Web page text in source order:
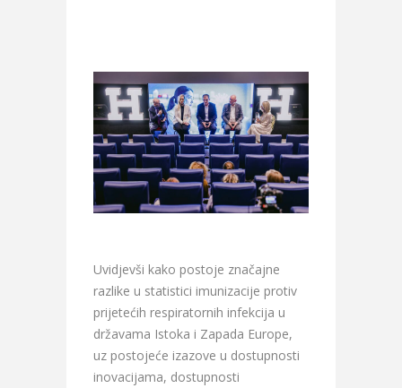
Uvidjevši kako postoje značajne
razlike u statistici imunizacije protiv
prijetećih respiratornih infekcija u
državama Istoka i Zapada Europe,
uz postojeće izazove u dostupnosti
inovacijama, dostupnosti